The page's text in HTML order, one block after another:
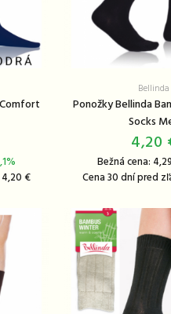
€
Bellinda
Ponožky Bellinda
Socks
4,20
Bežná cena:
Cena 30 dní pred